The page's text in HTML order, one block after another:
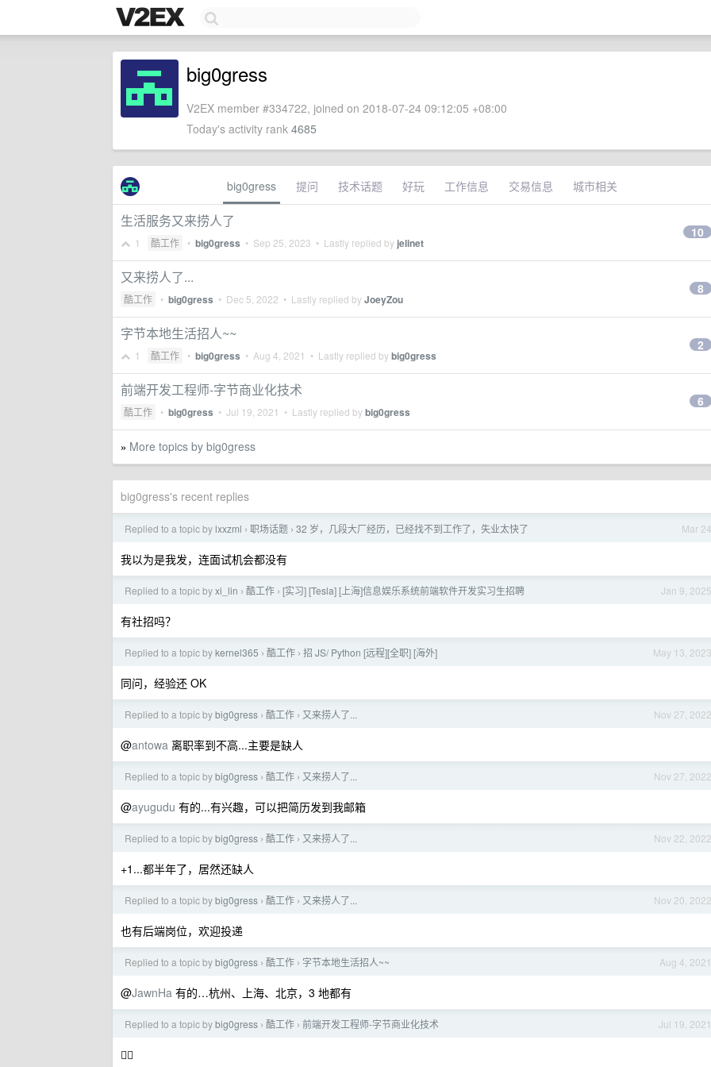
big0gress
V2EX member #334722, joined on 2018-07-24 09:12:05 +08:00
Today's activity rank 4685
big0gress 提问 技术话题 好玩 工作信息 交易信息 城市相关
生活服务又来捞人了
1 酷工作 • big0gress • Sep 25, 2023 • Lastly replied by jelinet
10
又来捞人了...
酷工作 • big0gress • Dec 5, 2022 • Lastly replied byJoeyZou
8
字节本地生活招人~~
1 酷工作 • big0gress • Aug 4, 2021 • Lastly replied bybig0gress
2
前端开发工程师-字节商业化技术
酷工作 • big0gress • Jul 19, 2021 • Lastly replied bybig0gress
6
» More topics by big0gress
big0gress's recent replies
Mar 24
Replied to a topic by lxxzml › 职场话题 › 32 岁，几段大厂经历，已经找不到工作了，失业太快了
我以为是我发，连面试机会都没有
Jan 9, 2025
Replied to a topic byxi_lin › 酷工作 › [实习] [Tesla] [上海]信息娱乐系统前端软件开发实习生招聘
有社招吗？
May 13, 2023
Replied to a topic bykernel365 › 酷工作 › 招 JS/ Python [远程][全职] [海外]
同问，经验还 OK
Nov 27, 2022
Replied to a topic bybig0gress › 酷工作 › 又来捞人了...
@antowa 离职率到不高...主要是缺人
Nov 27, 2022
Replied to a topic bybig0gress › 酷工作 › 又来捞人了...
@ayugudu 有的...有兴趣，可以把简历发到我邮箱
Nov 22, 2022
Replied to a topic bybig0gress › 酷工作 › 又来捞人了...
+1...都半年了，居然还缺人
Nov 20, 2022
Replied to a topic bybig0gress › 酷工作 › 又来捞人了...
也有后端岗位，欢迎投递
Aug 4, 2021
Replied to a topic bybig0gress › 酷工作 › 字节本地生活招人~~
@JawnHa 有的…杭州、上海、北京，3 地都有
Jul 19, 2021
Replied to a topic bybig0gress › 酷工作 › 前端开发工程师-字节商业化技术
🙆‍♂️